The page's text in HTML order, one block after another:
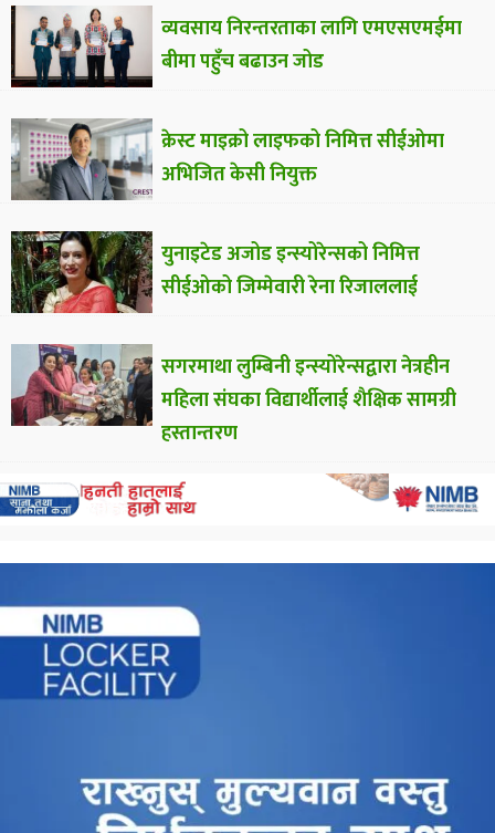
व्यवसाय निरन्तरताका लागि एमएसएमईमा
बीमा पहुँच बढाउन जोड
क्रेस्ट माइक्रो लाइफको निमित्त सीईओमा
अभिजित केसी नियुक्त
युनाइटेड अजोड इन्स्योरेन्सको निमित्त
सीईओको जिम्मेवारी रेना रिजाललाई
सगरमाथा लुम्बिनी इन्स्योरेन्सद्वारा नेत्रहीन
महिला संघका विद्यार्थीलाई शैक्षिक सामग्री
हस्तान्तरण